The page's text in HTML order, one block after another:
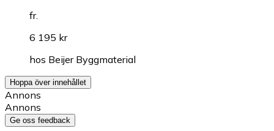
fr.
6 195 kr
hos Beijer Byggmaterial
Hoppa över innehållet
Annons
Annons
Ge oss feedback